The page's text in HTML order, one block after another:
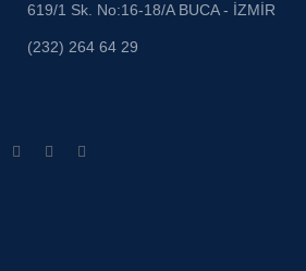
619/1 Sk. No:16-18/A BUCA - İZMİR
(232) 264 64 29